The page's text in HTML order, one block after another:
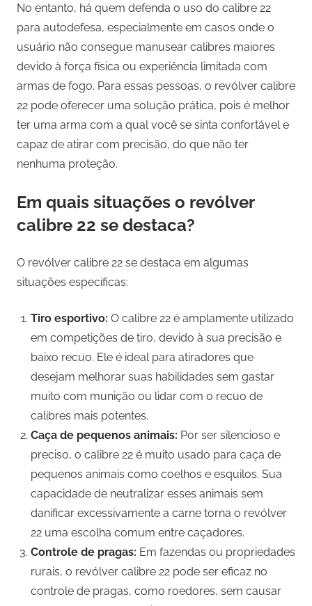
No entanto, há quem defenda o uso do calibre 22
para autodefesa, especialmente em casos onde o
usuário não consegue manusear calibres maiores
devido à força física ou experiência limitada com
armas de fogo. Para essas pessoas, o revólver calibre
22 pode oferecer uma solução prática, pois é melhor
ter uma arma com a qual você se sinta confortável e
capaz de atirar com precisão, do que não ter
nenhuma proteção.
Em quais situações o revólver
calibre 22 se destaca?
O revólver calibre 22 se destaca em algumas
situações específicas:
Tiro esportivo: O calibre 22 é amplamente utilizado
em competições de tiro, devido à sua precisão e
baixo recuo. Ele é ideal para atiradores que
desejam melhorar suas habilidades sem gastar
muito com munição ou lidar com o recuo de
calibres mais potentes.
Caça de pequenos animais: Por ser silencioso e
preciso, o calibre 22 é muito usado para caça de
pequenos animais como coelhos e esquilos. Sua
capacidade de neutralizar esses animais sem
danificar excessivamente a carne torna o revólver
22 uma escolha comum entre caçadores.
Controle de pragas: Em fazendas ou propriedades
rurais, o revólver calibre 22 pode ser eficaz no
controle de pragas, como roedores, sem causar